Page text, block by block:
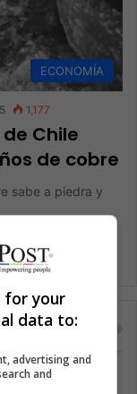
ECONOMÍA
1,177
Chile
de cobre
sabe a piedra y
for your
data to:
advertising and
and